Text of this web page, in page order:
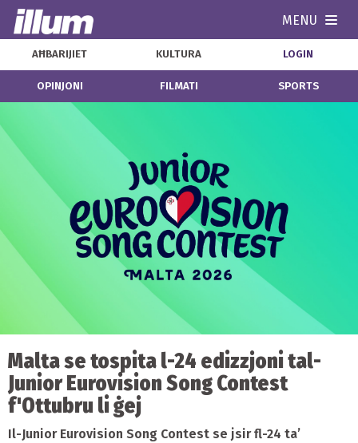
MENU
AĦBARIJIET KULTURA LOGIN
OPINJONI FILMATI SPORTS
Malta se tospita l-24 edizzjoni tal-
Junior Eurovision Song Contest
f'Ottubru li ġej
Il-Junior Eurovision Song Contest se jsir fl-24 ta’